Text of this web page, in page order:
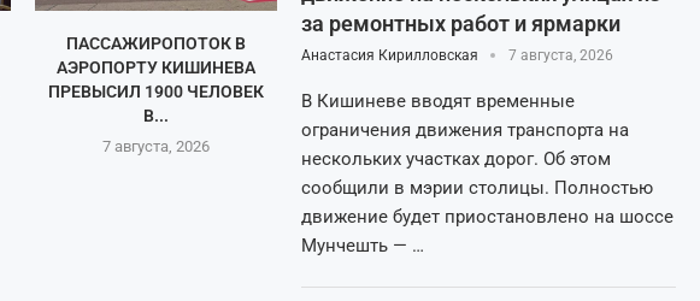
ПАССАЖИРОПОТОК В
АЭРОПОРТУ КИШИНЕВА
ПРЕВЫСИЛ 1900 ЧЕЛОВЕК
В...
7 августа, 2026
за ремонтных работ и ярмарки
Анастасия Кирилловская 7 августа, 2026
В Кишиневе вводят временные
ограничения движения транспорта на
нескольких участках дорог. Об этом
сообщили в мэрии столицы. Полностью
движение будет приостановлено на шоссе
Мунчешть — …